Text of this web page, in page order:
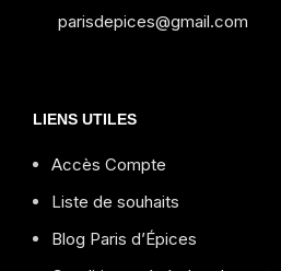
parisdepices@gmail.com
LIENS UTILES
Accès Compte
Liste de souhaits
Blog Paris d’Épices